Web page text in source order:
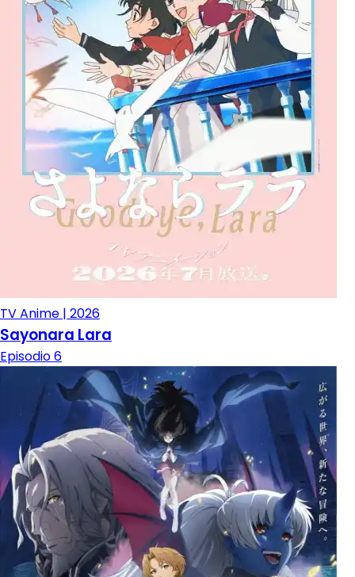
TV Anime | 2026
Sayonara Lara
Episodio 6